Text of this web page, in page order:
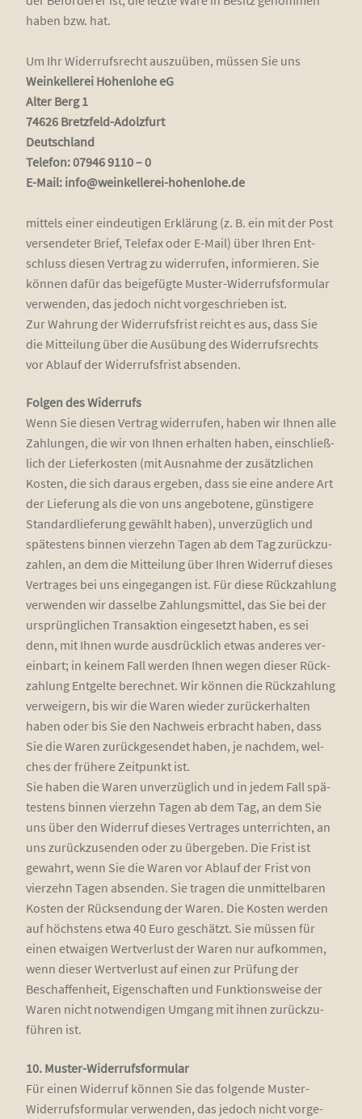
haben bzw. hat.
Um Ihr Wider­rufs­recht aus­zu­üben, müs­sen Sie uns
Wein­kel­le­rei Hohen­lo­he eG
Alter Berg 1
74626 Bretz­feld-Adolz­furt
Deutsch­land
Tele­fon: 07946 9110 – 0
E-Mail: info@weinkellerei-hohenlohe.de
mit­tels einer ein­deu­ti­gen Erklä­rung (z. B. ein mit der Post
ver­sen­de­ter Brief, Tele­fax oder E-Mail) über Ihren Ent­
schluss die­sen Ver­trag zu wider­ru­fen, infor­mie­ren. Sie
kön­nen dafür das bei­gefüg­te Mus­ter-Wider­rufs­for­mu­lar
ver­wen­den, das jedoch nicht vor­ge­schrie­ben ist.
Zur Wah­rung der Wider­rufs­frist reicht es aus, dass Sie
die Mit­tei­lung über die Aus­übung des Wider­rufs­rechts
vor Ablauf der Wider­rufs­frist absenden.
Fol­gen des Wider­rufs
Wenn Sie die­sen Ver­trag wider­ru­fen, haben wir Ihnen alle
Zah­lun­gen, die wir von Ihnen erhal­ten haben, ein­schließ­
lich der Lie­fer­kos­ten (mit Aus­nah­me der zusätz­li­chen
Kos­ten, die sich dar­aus erge­ben, dass sie eine ande­re Art
der Lie­fe­rung als die von uns ange­bo­te­ne, güns­ti­ge­re
Stan­dard­lie­fe­rung gewählt haben), unver­züg­lich und
spä­tes­tens bin­nen vier­zehn Tagen ab dem Tag zurück­zu­
zah­len, an dem die Mit­tei­lung über Ihren Wider­ruf die­ses
Ver­tra­ges bei uns ein­ge­gan­gen ist. Für die­se Rück­zah­lung
ver­wen­den wir das­sel­be Zah­lungs­mit­tel, das Sie bei der
ursprüng­li­chen Trans­ak­ti­on ein­ge­setzt haben, es sei
denn, mit Ihnen wur­de aus­drück­lich etwas ande­res ver­
ein­bart; in kei­nem Fall wer­den Ihnen wegen die­ser Rück­
zah­lung Ent­gel­te berech­net. Wir kön­nen die Rück­zah­lung
ver­wei­gern, bis wir die Waren wie­der zurück­er­hal­ten
haben oder bis Sie den Nach­weis erbracht haben, dass
Sie die Waren zurück­ge­sen­det haben, je nach­dem, wel­
ches der frü­he­re Zeit­punkt ist.
Sie haben die Waren unver­züg­lich und in jedem Fall spä­
tes­tens bin­nen vier­zehn Tagen ab dem Tag, an dem Sie
uns über den Wider­ruf die­ses Ver­tra­ges unter­rich­ten, an
uns zurück­zu­sen­den oder zu über­ge­ben. Die Frist ist
gewahrt, wenn Sie die Waren vor Ablauf der Frist von
vier­zehn Tagen absen­den. Sie tra­gen die unmit­tel­ba­ren
Kos­ten der Rück­sen­dung der Waren. Die Kos­ten wer­den
auf höchs­tens etwa 40 Euro geschätzt. Sie müs­sen für
einen etwa­igen Wert­ver­lust der Waren nur auf­kom­men,
wenn die­ser Wert­ver­lust auf einen zur Prü­fung der
Beschaf­fen­heit, Eigen­schaf­ten und Funk­ti­ons­wei­se der
Waren nicht not­wen­di­gen Umgang mit ihnen zurück­zu­
füh­ren ist.
10. Mus­ter-Wider­rufs­for­mu­lar
Für einen Wider­ruf kön­nen Sie das fol­gen­de Mus­ter-
Wider­rufs­for­mu­lar ver­wen­den, das jedoch nicht vor­ge­